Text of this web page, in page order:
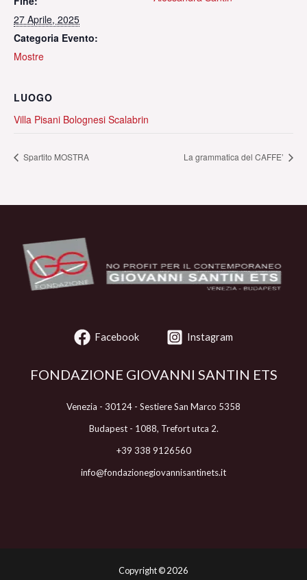
27 Aprile, 2025
Categoria Evento:
Mostre
LUOGO
Villa Pisani Bolognesi Scalabrin
Spartito MOSTRA La grammatica del CAFFE’
Facebook Instagram
FONDAZIONE GIOVANNI SANTIN ETS
Venezia - 30124 - Sestiere San Marco 5358
Budapest - 1088, Trefort utca 2.
+39 338 9126560
info@fondazionegiovannisantinets.it
Copyright ©2026